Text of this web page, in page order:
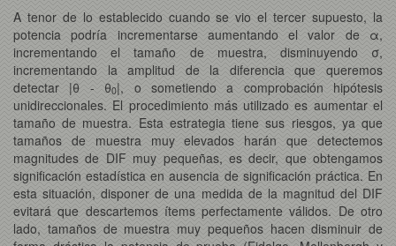
A tenor de lo establecido cuando se vio el tercer supuesto, la
potencia podría incrementarse aumentando el valor de α,
incrementando el tamaño de muestra, disminuyendo σ,
incrementando la amplitud de la diferencia que queremos
detectar |θ - θ0|, o sometiendo a comprobación hipótesis
unidireccionales. El procedimiento más utilizado es aumentar el
tamaño de muestra. Esta estrategia tiene sus riesgos, ya que
tamaños de muestra muy elevados harán que detectemos
magnitudes de DIF muy pequeñas, es decir, que obtengamos
significación estadística en ausencia de significación práctica. En
esta situación, disponer de una medida de la magnitud del DIF
evitará que descartemos ítems perfectamente válidos. De otro
lado, tamaños de muestra muy pequeños hacen disminuir de